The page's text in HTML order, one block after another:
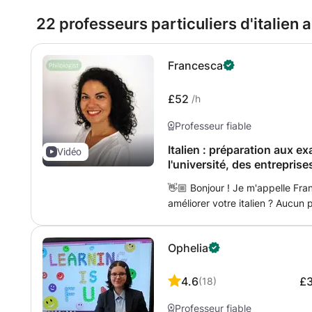
22 professeurs particuliers d'italien
Vidéo
Francesca
£52 /h
Professeur fiable
Italien : préparation aux
l'université, des
facturation par un
👋🏼 Bonjour ! Je m'appelle
améliorer votre italien ? Aucun
Italie et à l'étranger, et même
au niveau avancé (C2). J'ai
Ophelia
4.6(18)
Professeur fiable